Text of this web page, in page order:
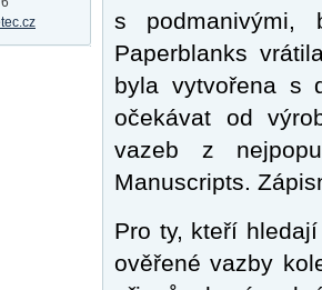
s podmanivými,
Paperblanks
byla vytvořena s
očekávat od
vazeb z
Manuscripts.
Pro ty, kteří
ověřené vazby